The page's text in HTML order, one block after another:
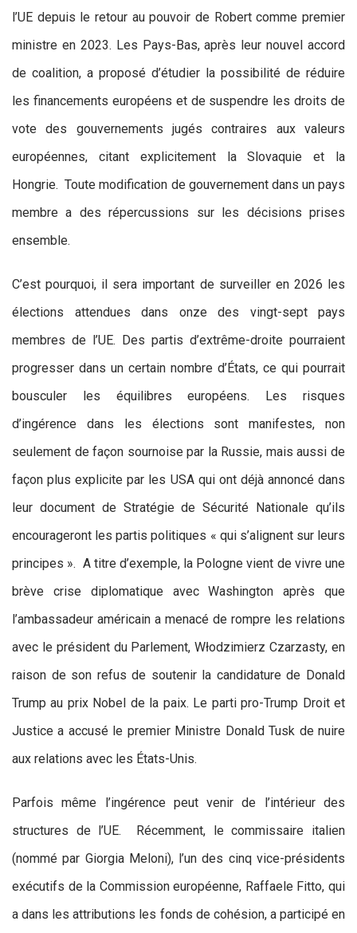
l’UE depuis le retour au pouvoir de Robert comme premier
ministre en 2023. Les Pays-Bas, après leur nouvel accord
de coalition, a proposé d’étudier la possibilité de réduire
les financements européens et de suspendre les droits de
vote des gouvernements jugés contraires aux valeurs
européennes, citant explicitement la Slovaquie et la
Hongrie. Toute modification de gouvernement dans un pays
membre a des répercussions sur les décisions prises
ensemble.
C’est pourquoi, il sera important de surveiller en 2026 les
élections attendues dans onze des vingt-sept pays
membres de l’UE. Des partis d’extrême-droite pourraient
progresser dans un certain nombre d’États, ce qui pourrait
bousculer les équilibres européens. Les risques
d’ingérence dans les élections sont manifestes, non
seulement de façon sournoise par la Russie, mais aussi de
façon plus explicite par les USA qui ont déjà annoncé dans
leur document de Stratégie de Sécurité Nationale qu’ils
encourageront les partis politiques « qui s’alignent sur leurs
principes ». A titre d’exemple, la Pologne vient de vivre une
brève crise diplomatique avec Washington après que
l’ambassadeur américain a menacé de rompre les relations
avec le président du Parlement, Włodzimierz Czarzasty, en
raison de son refus de soutenir la candidature de Donald
Trump au prix Nobel de la paix. Le parti pro-Trump Droit et
Justice a accusé le premier Ministre Donald Tusk de nuire
aux relations avec les États-Unis.
Parfois même l’ingérence peut venir de l’intérieur des
structures de l’UE. Récemment, le commissaire italien
(nommé par Giorgia Meloni), l’un des cinq vice-présidents
exécutifs de la Commission européenne, Raffaele Fitto, qui
a dans les attributions les fonds de cohésion, a participé en